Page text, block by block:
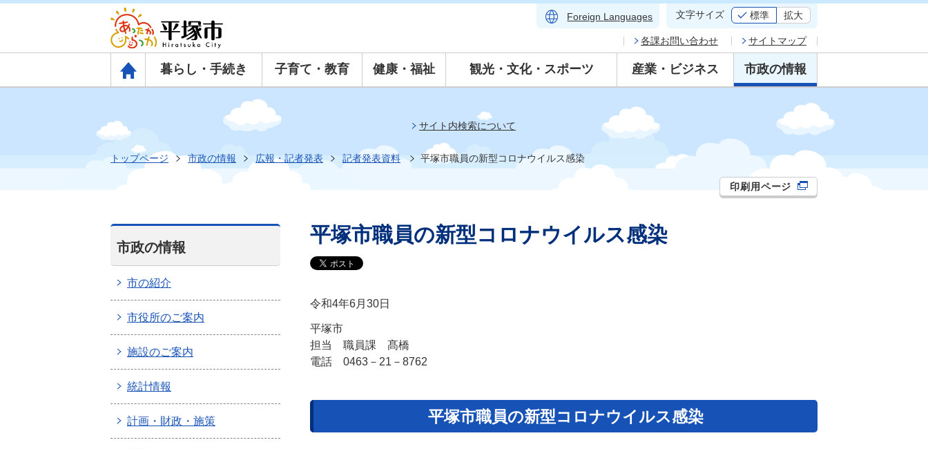
Foreign Languages 文字サイズ 標準 拡大
トップページ
暮らし・手続き 子育て・教育 健康・福祉 観光・文化・スポーツ 産業・ビジネス 市政の情報
各課お問い合わせ サイトマップ
サイト内検索について
トップページ 市政の情報 広報・記者発表 記者発表資料 平塚市職員の新型コロナウイルス感染
平塚市職員の新型コロナウイルス感染
印刷用ページ
令和4年6月30日
平塚市
担当 職員課 髙橋
電話 0463－21－8762
平塚市職員の新型コロナウイルス感染
市政の情報
市の紹介
市役所のご案内
施設のご案内
統計情報
計画・財政・施策